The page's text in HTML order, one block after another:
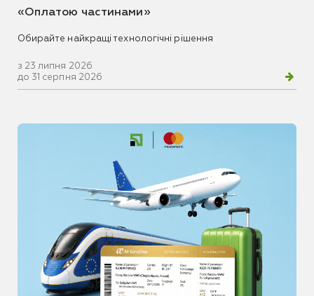
«Оплатою частинами»
Обирайте найкращі технологічні рішення
з 23 липня 2026
до 31 серпня 2026